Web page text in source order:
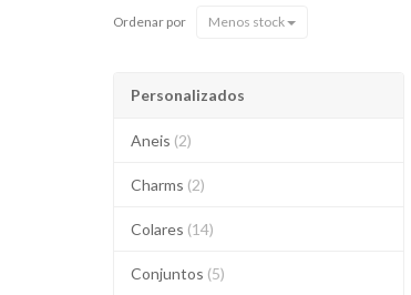
Ordenar por Menos stock
Personalizados
Aneis (2)
Charms (2)
Colares (14)
Conjuntos (5)